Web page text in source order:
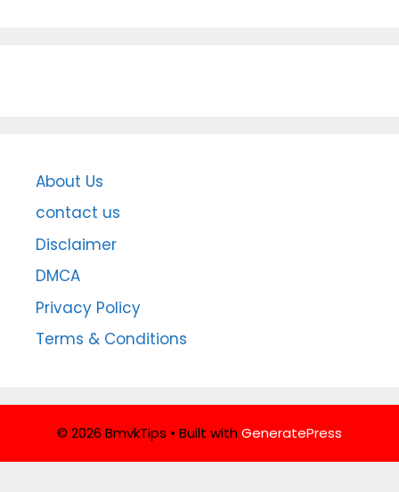
About Us
contact us
Disclaimer
DMCA
Privacy Policy
Terms & Conditions
© 2026 BmvkTips • Built withGeneratePress